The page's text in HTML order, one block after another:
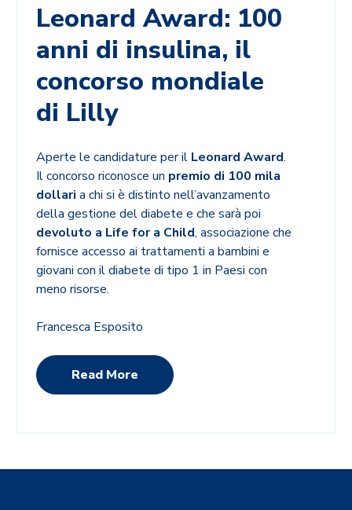
Leonard Award: 100
anni di insulina, il
concorso mondiale
di Lilly
Aperte le candidature per il Leonard Award.
Il concorso riconosce un premio di 100 mila
dollari a chi si è distinto nell’avanzamento
della gestione del diabete e che sarà poi
devoluto a Life for a Child, associazione che
fornisce accesso ai trattamenti a bambini e
giovani con il diabete di tipo 1 in Paesi con
meno risorse.
Francesca Esposito
Read More